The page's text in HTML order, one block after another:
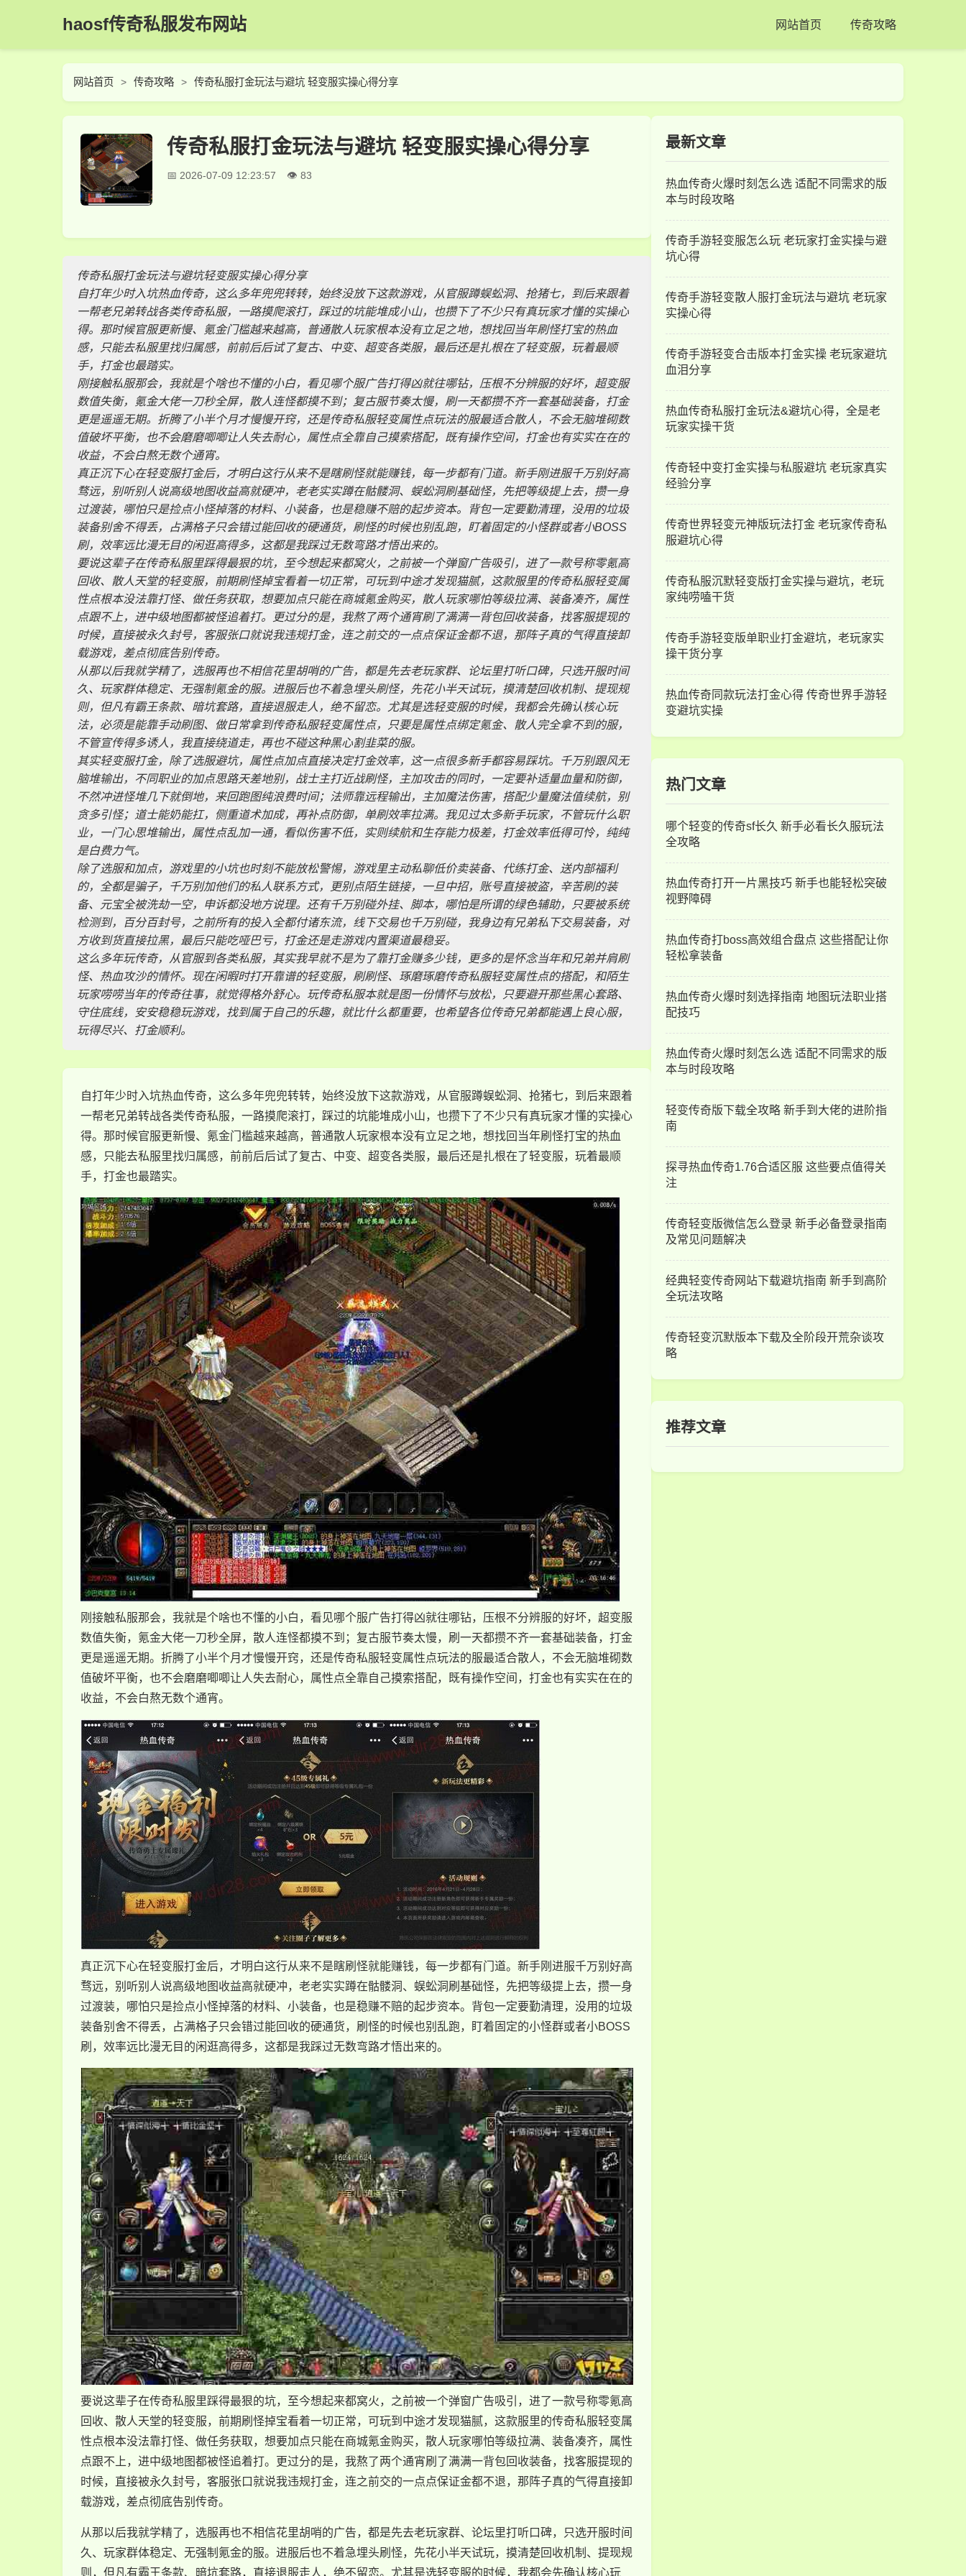
haosf传奇私服发布网站 网站首页 传奇攻略
网站首页 传奇攻略 传奇私服打金玩法与避坑 轻变服实操心得分享
传奇私服打金玩法与避坑 轻变服实操心得分享
2026-07-09 12:23:57 83
传奇私服打金玩法与避坑轻变服实操心得分享
自打年少时入坑热血传奇，这么多年兜兜转转，始终没放下这款游戏，从官服蹲蜈蚣洞、抢猪七，到后来跟着
一帮老兄弟转战各类传奇私服，一路摸爬滚打，踩过的坑能堆成小山，也攒下了不少只有真玩家才懂的实操心
得。那时候官服更新慢、氪金门槛越来越高，普通散人玩家根本没有立足之地，想找回当年刷怪打宝的热血
感，只能去私服里找归属感，前前后后试了复古、中变、超变各类服，最后还是扎根在了轻变服，玩着最顺
手，打金也最踏实。
刚接触私服那会，我就是个啥也不懂的小白，看见哪个服广告打得凶就往哪钻，压根不分辨服的好坏，超变服
数值失衡，氪金大佬一刀秒全屏，散人连怪都摸不到；复古服节奏太慢，刷一天都攒不齐一套基础装备，打金
更是遥遥无期。折腾了小半个月才慢慢开窍，还是传奇私服轻变属性点玩法的服最适合散人，不会无脑堆砌数
值破坏平衡，也不会磨磨唧唧让人失去耐心，属性点全靠自己摸索搭配，既有操作空间，打金也有实实在在的
收益，不会白熬无数个通宵。
真正沉下心在轻变服打金后，才明白这行从来不是瞎刷怪就能赚钱，每一步都有门道。新手刚进服千万别好高
骛远，别听别人说高级地图收益高就硬冲，老老实实蹲在骷髅洞、蜈蚣洞刷基础怪，先把等级提上去，攒一身
过渡装，哪怕只是捡点小怪掉落的材料、小装备，也是稳赚不赔的起步资本。背包一定要勤清理，没用的垃圾
装备别舍不得丢，占满格子只会错过能回收的硬通货，刷怪的时候也别乱跑，盯着固定的小怪群或者小BOSS
刷，效率远比漫无目的闲逛高得多，这都是我踩过无数弯路才悟出来的。
要说这辈子在传奇私服里踩得最狠的坑，至今想起来都窝火，之前被一个弹窗广告吸引，进了一款号称零氪高
回收、散人天堂的轻变服，前期刷怪掉宝看着一切正常，可玩到中途才发现猫腻，这款服里的传奇私服轻变属
性点根本没法靠打怪、做任务获取，想要加点只能在商城氪金购买，散人玩家哪怕等级拉满、装备凑齐，属性
点跟不上，进中级地图都被怪追着打。更过分的是，我熬了两个通宵刷了满满一背包回收装备，找客服提现的
时候，直接被永久封号，客服张口就说我违规打金，连之前交的一点点保证金都不退，那阵子真的气得直接卸
载游戏，差点彻底告别传奇。
从那以后我就学精了，选服再也不相信花里胡哨的广告，都是先去老玩家群、论坛里打听口碑，只选开服时间
久、玩家群体稳定、无强制氪金的服。进服后也不着急埋头刷怪，先花小半天试玩，摸清楚回收机制、提现规
则，但凡有霸王条款、暗坑套路，直接退服走人，绝不留恋。尤其是选轻变服的时候，我都会先确认核心玩
法，必须是能靠手动刷图、做日常拿到传奇私服轻变属性点，只要是属性点绑定氪金、散人完全拿不到的服，
不管宣传得多诱人，我直接绕道走，再也不碰这种黑心割韭菜的服。
其实轻变服打金，除了选服避坑，属性点加点直接决定打金效率，这一点很多新手都容易踩坑。千万别跟风无
脑堆输出，不同职业的加点思路天差地别，战士主打近战刷怪，主加攻击的同时，一定要补适量血量和防御，
不然冲进怪堆几下就倒地，来回跑图纯浪费时间；法师靠远程输出，主加魔法伤害，搭配少量魔法值续航，别
贪多引怪；道士能奶能扛，侧重道术加成，再补点防御，单刷效率拉满。我见过太多新手玩家，不管玩什么职
业，一门心思堆输出，属性点乱加一通，看似伤害不低，实则续航和生存能力极差，打金效率低得可怜，纯纯
是白费力气。
除了选服和加点，游戏里的小坑也时刻不能放松警惕，游戏里主动私聊低价卖装备、代练打金、送内部福利
的，全都是骗子，千万别加他们的私人联系方式，更别点陌生链接，一旦中招，账号直接被盗，辛苦刷的装
备、元宝全被洗劫一空，申诉都没地方说理。还有千万别碰外挂、脚本，哪怕是所谓的绿色辅助，只要被系统
检测到，百分百封号，之前所有的投入全都付诸东流，线下交易也千万别碰，我身边有兄弟私下交易装备，对
方收到货直接拉黑，最后只能吃哑巴亏，打金还是走游戏内置渠道最稳妥。
这么多年玩传奇，从官服到各类私服，其实我早就不是为了靠打金赚多少钱，更多的是怀念当年和兄弟并肩刷
怪、热血攻沙的情怀。现在闲暇时打开靠谱的轻变服，刷刷怪、琢磨琢磨传奇私服轻变属性点的搭配，和陌生
玩家唠唠当年的传奇往事，就觉得格外舒心。玩传奇私服本就是图一份情怀与放松，只要避开那些黑心套路、
守住底线，安安稳稳玩游戏，找到属于自己的乐趣，就比什么都重要，也希望各位传奇兄弟都能遇上良心服，
玩得尽兴、打金顺利。
自打年少时入坑热血传奇，这么多年兜兜转转，始终没放下这款游戏，从官服蹲蜈蚣洞、抢猪七，到后来跟着
一帮老兄弟转战各类传奇私服，一路摸爬滚打，踩过的坑能堆成小山，也攒下了不少只有真玩家才懂的实操心
得。那时候官服更新慢、氪金门槛越来越高，普通散人玩家根本没有立足之地，想找回当年刷怪打宝的热血
感，只能去私服里找归属感，前前后后试了复古、中变、超变各类服，最后还是扎根在了轻变服，玩着最顺
手，打金也最踏实。
刚接触私服那会，我就是个啥也不懂的小白，看见哪个服广告打得凶就往哪钻，压根不分辨服的好坏，超变服
数值失衡，氪金大佬一刀秒全屏，散人连怪都摸不到；复古服节奏太慢，刷一天都攒不齐一套基础装备，打金
更是遥遥无期。折腾了小半个月才慢慢开窍，还是传奇私服轻变属性点玩法的服最适合散人，不会无脑堆砌数
值破坏平衡，也不会磨磨唧唧让人失去耐心，属性点全靠自己摸索搭配，既有操作空间，打金也有实实在在的
收益，不会白熬无数个通宵。
真正沉下心在轻变服打金后，才明白这行从来不是瞎刷怪就能赚钱，每一步都有门道。新手刚进服千万别好高
骛远，别听别人说高级地图收益高就硬冲，老老实实蹲在骷髅洞、蜈蚣洞刷基础怪，先把等级提上去，攒一身
过渡装，哪怕只是捡点小怪掉落的材料、小装备，也是稳赚不赔的起步资本。背包一定要勤清理，没用的垃圾
装备别舍不得丢，占满格子只会错过能回收的硬通货，刷怪的时候也别乱跑，盯着固定的小怪群或者小BOSS
刷，效率远比漫无目的闲逛高得多，这都是我踩过无数弯路才悟出来的。
要说这辈子在传奇私服里踩得最狠的坑，至今想起来都窝火，之前被一个弹窗广告吸引，进了一款号称零氪高
回收、散人天堂的轻变服，前期刷怪掉宝看着一切正常，可玩到中途才发现猫腻，这款服里的传奇私服轻变属
性点根本没法靠打怪、做任务获取，想要加点只能在商城氪金购买，散人玩家哪怕等级拉满、装备凑齐，属性
点跟不上，进中级地图都被怪追着打。更过分的是，我熬了两个通宵刷了满满一背包回收装备，找客服提现的
时候，直接被永久封号，客服张口就说我违规打金，连之前交的一点点保证金都不退，那阵子真的气得直接卸
载游戏，差点彻底告别传奇。
从那以后我就学精了，选服再也不相信花里胡哨的广告，都是先去老玩家群、论坛里打听口碑，只选开服时间
久、玩家群体稳定、无强制氪金的服。进服后也不着急埋头刷怪，先花小半天试玩，摸清楚回收机制、提现规
则，但凡有霸王条款、暗坑套路，直接退服走人，绝不留恋。尤其是选轻变服的时候，我都会先确认核心玩
最新文章
热血传奇火爆时刻怎么选 适配不同需求的版
本与时段攻略
传奇手游轻变服怎么玩 老玩家打金实操与避
坑心得
传奇手游轻变散人服打金玩法与避坑 老玩家
实操心得
传奇手游轻变合击版本打金实操 老玩家避坑
血泪分享
热血传奇私服打金玩法&避坑心得，全是老
玩家实操干货
传奇轻中变打金实操与私服避坑 老玩家真实
经验分享
传奇世界轻变元神版玩法打金 老玩家传奇私
服避坑心得
传奇私服沉默轻变版打金实操与避坑，老玩
家纯唠嗑干货
传奇手游轻变版单职业打金避坑，老玩家实
操干货分享
热血传奇同款玩法打金心得 传奇世界手游轻
变避坑实操
热门文章
哪个轻变的传奇sf长久 新手必看长久服玩法
全攻略
热血传奇打开一片黑技巧 新手也能轻松突破
视野障碍
热血传奇打boss高效组合盘点 这些搭配让你
轻松拿装备
热血传奇火爆时刻选择指南 地图玩法职业搭
配技巧
热血传奇火爆时刻怎么选 适配不同需求的版
本与时段攻略
轻变传奇版下载全攻略 新手到大佬的进阶指
南
探寻热血传奇1.76合适区服 这些要点值得关
注
传奇轻变版微信怎么登录 新手必备登录指南
及常见问题解决
经典轻变传奇网站下载避坑指南 新手到高阶
全玩法攻略
传奇轻变沉默版本下载及全阶段开荒杂谈攻
略
推荐文章